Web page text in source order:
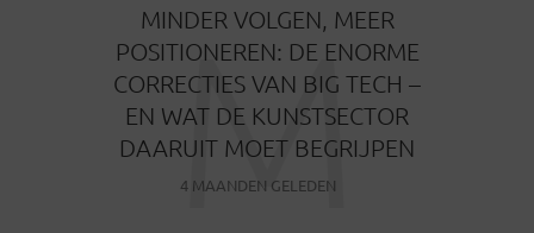
MINDER VOLGEN, MEER
POSITIONEREN: DE ENORME
CORRECTIES VAN BIG TECH –
EN WAT DE KUNSTSECTOR
DAARUIT MOET BEGRIJPEN
4 MAANDEN GELEDEN
M